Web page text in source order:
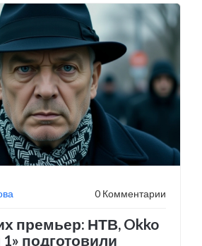
0 Комментарии
премьер: НТВ, Okko
подготовили